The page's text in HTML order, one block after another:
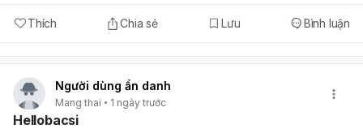
Thích Chia sẻ Lưu Bình luận
Người dùng ẩn danh
Mang thai 1 ngày trước
Hellobacsi